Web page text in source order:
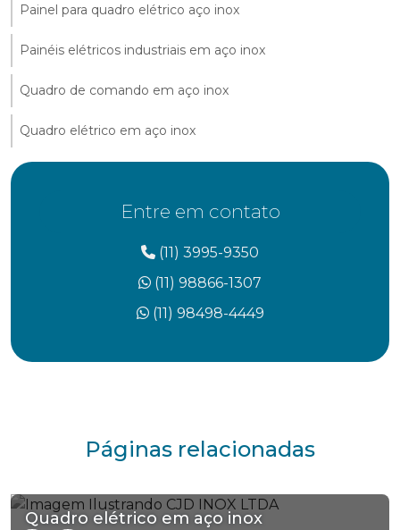
Painel para quadro elétrico aço inox
Painéis elétricos industriais em aço inox
Quadro de comando em aço inox
Quadro elétrico em aço inox
Entre em contato
(11) 3995-9350
(11) 98866-1307
(11) 98498-4449
Páginas relacionadas
Quadro elétrico em aço inox